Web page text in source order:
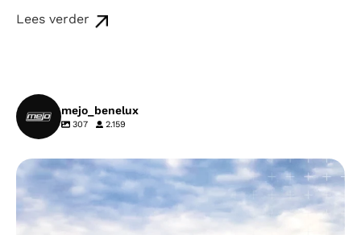
Lees verder
mejo_benelux
307 2.159
mejo_benelux
Aug 7